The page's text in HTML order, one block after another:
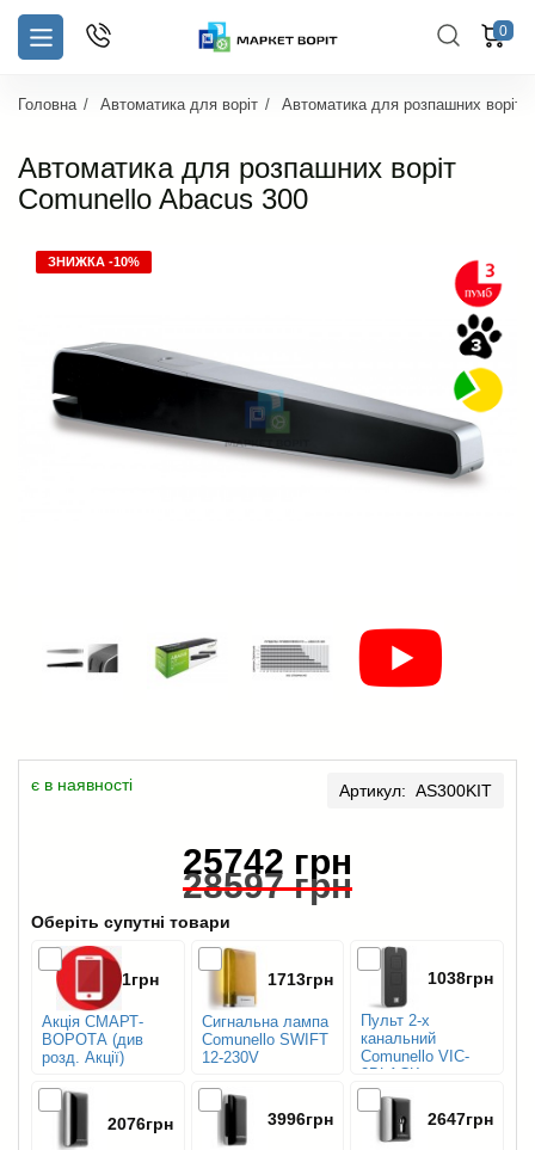
0
Головна Автоматика для воріт Автоматика для розпашних воріт
Автоматика для розпашних воріт
Comunello Abacus 300
ЗНИЖКА -10%
є в наявності Артикул: AS300KIT
25742 грн
28597 грн
Оберіть супутні товари
Акція СМАРТ-
ВОРОТА (див
розд. Акції)
1грн
Сигнальна лампа
Comunello SWIFT
12-230V
1713грн
Пульт 2-х
канальний
Comunello VIC-
2BLACK
1038грн
2076грн 3996грн 2647грн